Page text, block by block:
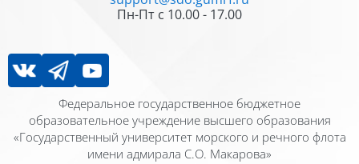
Пн-Пт с 10.00 - 17.00
Федеральное государственное бюджетное
образовательное учреждение высшего образования
«Государственный университет морского и речного флота
имени адмирала С.О. Макарова»